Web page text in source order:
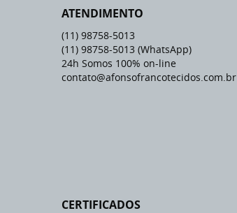
ATENDIMENTO
(11) 98758-5013
(11) 98758-5013 (WhatsApp)
24h Somos 100% on-line
contato@afonsofrancotecidos.com.br
CERTIFICADOS